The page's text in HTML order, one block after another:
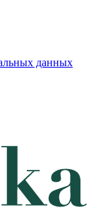
данных